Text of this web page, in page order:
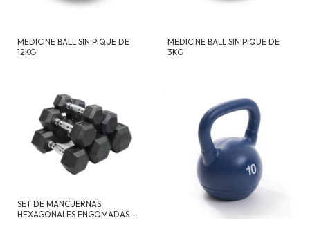
MEDICINE BALL SIN PIQUE DE
12KG
MEDICINE BALL SIN PIQUE DE
3KG
SET DE MANCUERNAS
HEXAGONALES ENGOMADAS DE